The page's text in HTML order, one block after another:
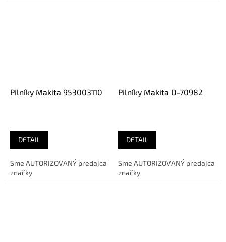
Pilníky Makita 953003110
DETAIL
Sme AUTORIZOVANÝ predajca
značky
Pilníky Makita D-70982
DETAIL
Sme AUTORIZOVANÝ predajca
značky